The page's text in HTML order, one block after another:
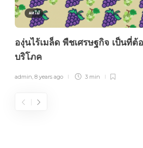
ผลไม้
องุ่นไร้เมล็ด พืชเศรษฐกิจ เป็นที่ต้
บริโภค
admin 8 years ago 3 min